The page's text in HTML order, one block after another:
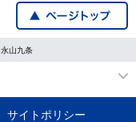
永山九条
サイトポリシー